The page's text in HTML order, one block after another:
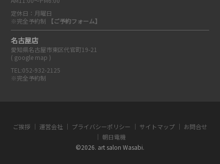
定休日：月曜日
※完全予約制
【ご予約フォーム】
名古屋店
愛知県名古屋市東区代官町19-21
( google map )
TEL:052-932-2125
※完全予約制
ご挨拶 運営会社 プライバシーポリシー サイトマップ
お問合せ
朝日電機
©2026. art salon Wasabi.